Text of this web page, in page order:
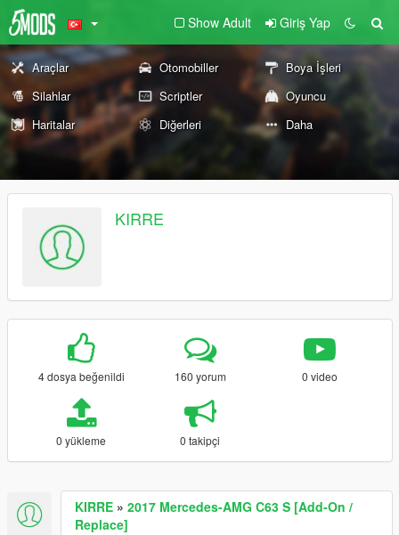
Show Adult Giriş Yap
Araçlar Otomobiller
Boya İşleri
Silahlar
Scriptler
Oyuncu
Haritalar
Diğerleri Daha
KIRRE
4 dosya beğenildi 160 yorum 0 video
0 yükleme 0 takipçi
KIRRE » 2017 Mercedes-AMG C63 S [Add-On /
Replace]